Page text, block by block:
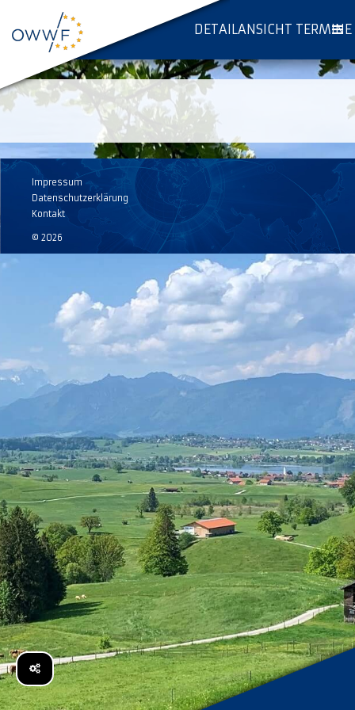
DETAILANSICHT TERMINE
Impressum
Datenschutzerklärung
Kontakt
© 2026